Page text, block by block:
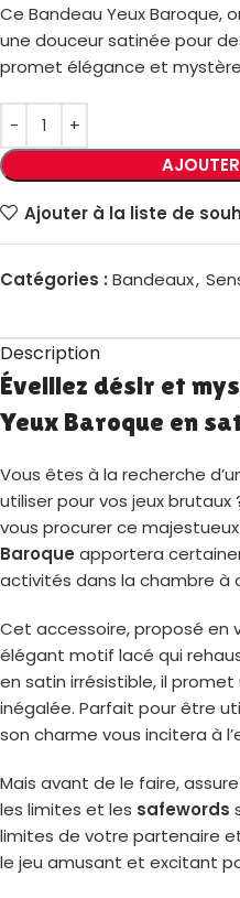
Ce Bandeau Yeux Baroque,
une douceur satinée pour
promet élégance et
Ajouter à la liste de
Catégories : Bandeaux,
Description
Éveillez désir et
Yeux Baroque en
Vous êtes à la recherche
utiliser pour vos jeux brutaux
vous procurer ce
Baroque apportera
activités dans la chambre à
Cet accessoire, proposé en
élégant motif lacé qui
en satin irrésistible, il
inégalée. Parfait pour être
son charme vous incitera à
Mais avant de le faire,
les limites et les safewords
limites de votre partenaire
le jeu amusant et excitant